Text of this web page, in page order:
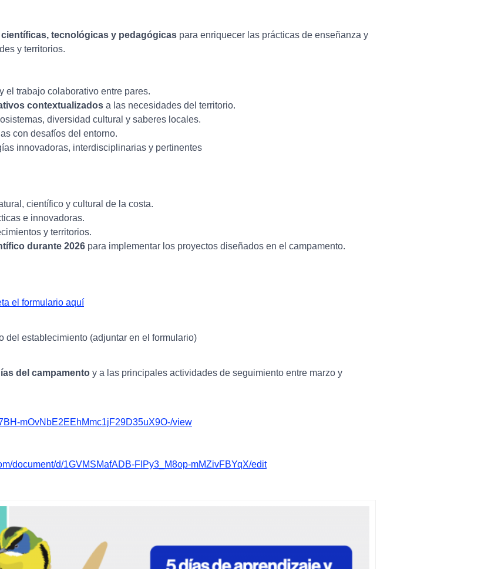
tecnológicas y pedagógicas para enriquecer las prácticas de enseñanza y
y territorios.
el trabajo colaborativo entre pares.
contextualizados a las necesidades del territorio.
diversidad cultural y saberes locales.
con desafíos del entorno.
innovadoras, interdisciplinarias y pertinentes
científico y cultural de la costa.
e innovadoras.
y territorios.
durante 2026 para implementar los proyectos diseñados en el campamento.
el formulario aquí
del establecimiento (adjuntar en el formulario)
del campamento y a las principales actividades de seguimiento entre marzo y
mOvNbE2EEhMmc1jF29D35uX9O-/view
document/d/1GVMSMafADB-FIPy3_M8op-mMZivFBYqX/edit